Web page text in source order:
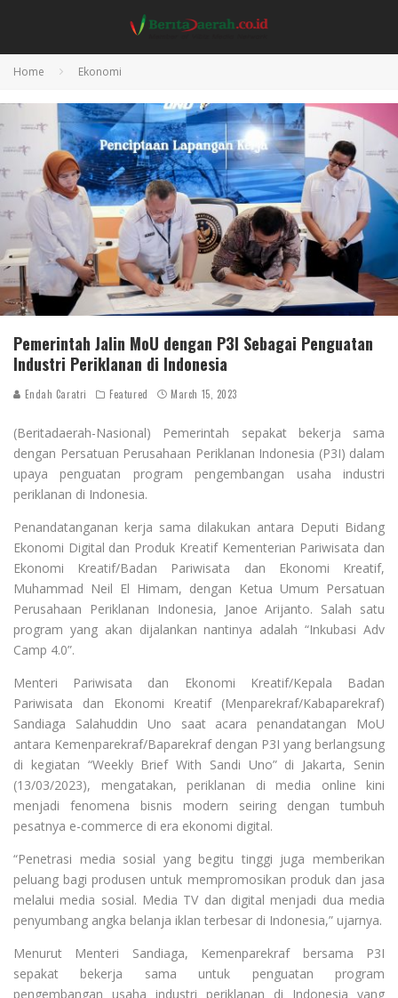
Home Ekonomi
Pemerintah Jalin MoU dengan P3I Sebagai Penguatan
Industri Periklanan di Indonesia
Endah Caratri Featured March 15, 2023
(Beritadaerah-Nasional) Pemerintah sepakat bekerja sama
dengan Persatuan Perusahaan Periklanan Indonesia (P3I) dalam
upaya penguatan program pengembangan usaha industri
periklanan di Indonesia.
Penandatanganan kerja sama dilakukan antara Deputi Bidang
Ekonomi Digital dan Produk Kreatif Kementerian Pariwisata dan
Ekonomi Kreatif/Badan Pariwisata dan Ekonomi Kreatif,
Muhammad Neil El Himam, dengan Ketua Umum Persatuan
Perusahaan Periklanan Indonesia, Janoe Arijanto. Salah satu
program yang akan dijalankan nantinya adalah “Inkubasi Adv
Camp 4.0”.
Menteri Pariwisata dan Ekonomi Kreatif/Kepala Badan
Pariwisata dan Ekonomi Kreatif (Menparekraf/Kabaparekraf)
Sandiaga Salahuddin Uno saat acara penandatangan MoU
antara Kemenparekraf/Baparekraf dengan P3I yang berlangsung
di kegiatan “Weekly Brief With Sandi Uno” di Jakarta, Senin
(13/03/2023), mengatakan, periklanan di media online kini
menjadi fenomena bisnis modern seiring dengan tumbuh
pesatnya e-commerce di era ekonomi digital.
“Penetrasi media sosial yang begitu tinggi juga memberikan
peluang bagi produsen untuk mempromosikan produk dan jasa
melalui media sosial. Media TV dan digital menjadi dua media
penyumbang angka belanja iklan terbesar di Indonesia,” ujarnya.
Menurut Menteri Sandiaga, Kemenparekraf bersama P3I
sepakat bekerja sama untuk penguatan program
pengembangan usaha industri periklanan di Indonesia yang